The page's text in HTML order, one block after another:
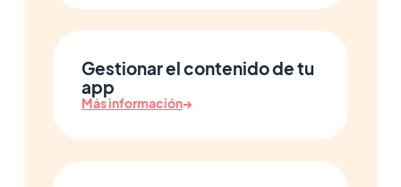
Gestionar el contenido de tu
app
Más información→